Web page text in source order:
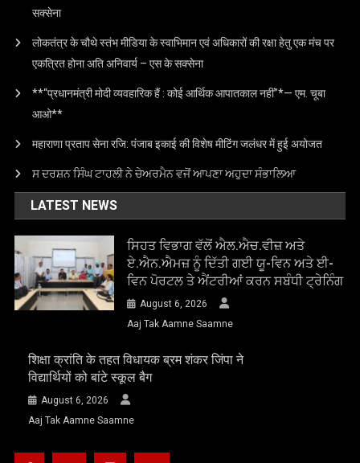
सक्सेना
लोकतंत्र के चौथे स्तंभ मीडिया के स्वाभिमान एवं अधिकारों की रक्षा हेतु एक मंच पर
एकत्रित होना अति अनिवार्य – एस के सक्सेना
**“प्रधानमंत्री मोदी व्यवहारिक हैं : कोई आर्थिक आपातकाल नहीं”*— एम. चूबा
आओ**
महाराणा प्रताप सेना रजि: पंजाब इकाई की विशेष मीटिंग जलंधर में हुई अयोजत
ਸ ਦਰਸ਼ਨ ਸਿੰਘ ਟਾਹਲੀ ਨੇ ਚੇਅਰਮੈਨ ਵਜੋਂ ਆਪਣਾ ਅਹੁਦਾ ਸੰਭਾਲਿਆ
LATEST NEWS
ਸਿਹਤ ਵਿਭਾਗ ਵੱਲੋਂ ਐਲ.ਐਚ.ਵੀਜ਼ ਅਤੇ
ਏ.ਐਨ.ਐਮਜ਼ ਨੂੰ ਦਿੱਤੀ ਗਈ ਯੂ-ਵਿਨ ਅਤੇ ਈ-
ਵਿਨ ਪੋਰਟਲ ਤੇ ਐਂਟਰੀਆਂ ਕਰਨ ਸਬੰਧੀ ਟ੍ਰੇਨਿੰਗ
August 6, 2026
Aaj Tak Aamne Saamne
शिक्षा क्रांति के तहत विधायक ब्रम शंकर जिंपा ने
विद्यार्थियों को बांटे स्कूल बैग
August 6, 2026
Aaj Tak Aamne Saamne